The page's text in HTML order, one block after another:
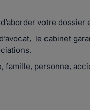
votre
le cabinet
personne,